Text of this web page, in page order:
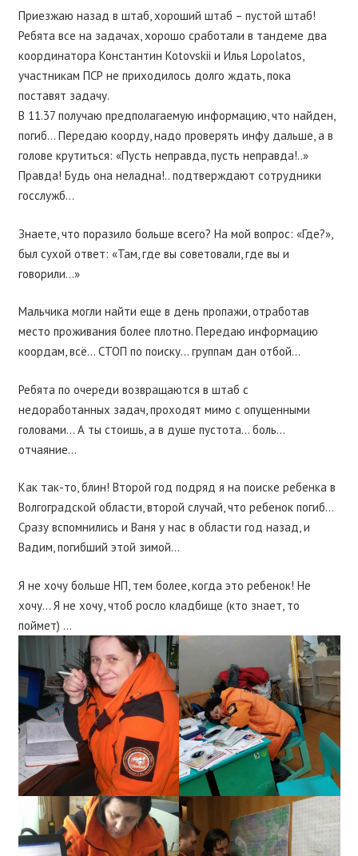
Приезжаю назад в штаб, хороший штаб – пустой штаб!
Ребята все на задачах, хорошо сработали в тандеме два
координатора Константин Kotovskii и Илья Lopolatos,
участникам ПСР не приходилось долго ждать, пока
поставят задачу.
В 11.37 получаю предполагаемую информацию, что найден,
погиб… Передаю коорду, надо проверять инфу дальше, а в
голове крутиться: «Пусть неправда, пусть неправда!..»
Правда! Будь она неладна!.. подтверждают сотрудники
госслужб…
Знаете, что поразило больше всего? На мой вопрос: «Где?»,
был сухой ответ: «Там, где вы советовали, где вы и
говорили…»
Мальчика могли найти еще в день пропажи, отработав
место проживания более плотно. Передаю информацию
коордам, всё… СТОП по поиску… группам дан отбой…
Ребята по очереди возвращаются в штаб с
недоработанных задач, проходят мимо с опущенными
головами… А ты стоишь, а в душе пустота… боль…
отчаяние…
Как так-то, блин! Второй год подряд я на поиске ребенка в
Волгоградской области, второй случай, что ребенок погиб…
Сразу вспомнились и Ваня у нас в области год назад, и
Вадим, погибший этой зимой…
Я не хочу больше НП, тем более, когда это ребенок! Не
хочу… Я не хочу, чтоб росло кладбище (кто знает, то
поймет) …